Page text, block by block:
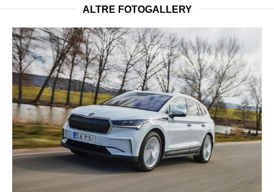
ALTRE FOTOGALLERY